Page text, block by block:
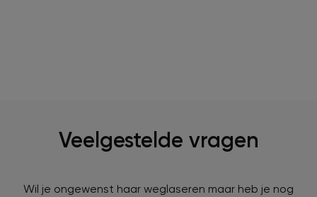
Veelgestelde vragen
Wil je ongewenst haar weglaseren maar heb je nog